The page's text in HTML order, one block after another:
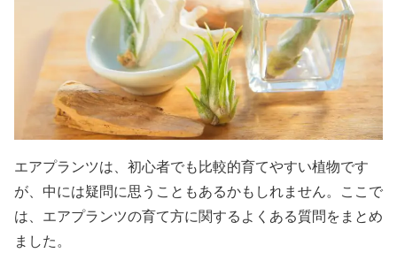
エアプランツは、初心者でも比較的育てやすい植物です
が、中には疑問に思うこともあるかもしれません。ここで
は、エアプランツの育て方に関するよくある質問をまとめ
ました。